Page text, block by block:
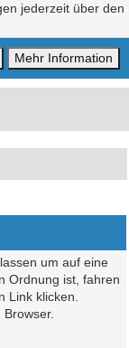
jederzeit über den
um auf eine
Ordnung ist, fahren
Link klicken.